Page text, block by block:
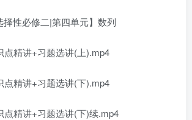
择性必修二|第四单元】数列
点精讲+习题选讲(上).mp4
点精讲+习题选讲(下).mp4
点精讲+习题选讲(下)续.mp4